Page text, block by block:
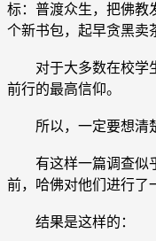
标：普渡众生，把佛教
个新书包，起早贪黑卖
对于大多数在校学生
前行的最高信仰。
所以，一定要想清楚
有这样一篇调查似乎
前，哈佛对他们进行了
结果是这样的：